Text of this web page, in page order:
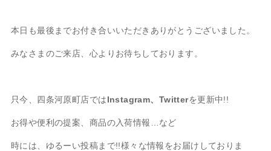
本日も最後までお付き合いいただきありがとうございました。
みなさまのご来店、心よりお待ちしております。
只今、四条河原町店ではInstagram、Twitterを更新中!!
お得や便利の提案、商品の入荷情報…など
時には、ゆるーい投稿まで!!様々な情報をお届けしておりま